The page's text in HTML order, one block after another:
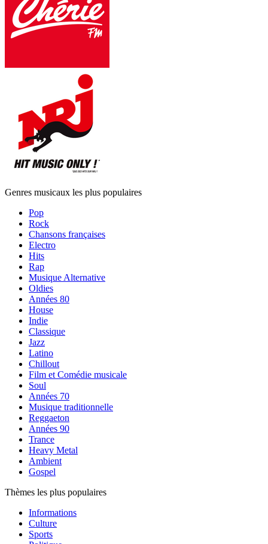
Genres musicaux les plus populaires
Pop
Rock
Chansons françaises
Electro
Hits
Rap
Musique Alternative
Oldies
Années 80
House
Indie
Classique
Jazz
Latino
Chillout
Film et Comédie musicale
Soul
Années 70
Musique traditionnelle
Reggaeton
Années 90
Trance
Heavy Metal
Ambient
Gospel
Thèmes les plus populaires
Informations
Culture
Sports